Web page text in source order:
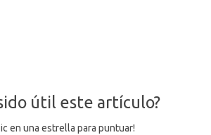
útil este artículo?
en una estrella para puntuar!